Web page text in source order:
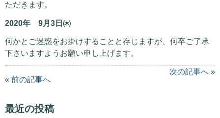
ただきます。
2020年 9月3日㈭
何かとご迷惑をお掛けすることと存じますが、何卒ご了承
下さいますようお願い申し上げます。
« 前の記事へ
次の記事へ »
最近の投稿